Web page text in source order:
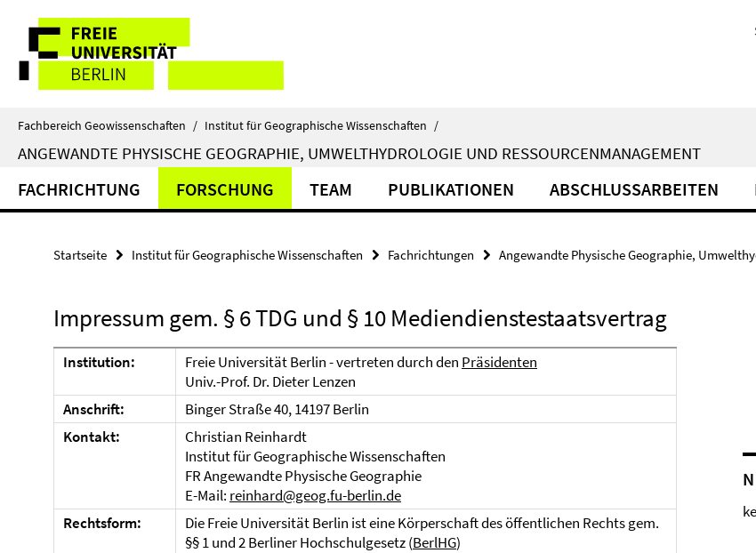
direkt
Inhalt
Service-
Navigation
Fachbereich Geowissenschaften / Institut für Geographische Wissenschaften /
ANGEWANDTE PHYSISCHE GEOGRAPHIE, UMWELTHYDROLOGIE UND RESSOURCENMANAGEMENT
FACHRICHTUNG FORSCHUNG TEAM PUBLIKATIONEN ABSCHLUSSARBEITEN
Startseite Institut für Geographische Wissenschaften Fachrichtungen Angewandte Physische Geographie,
Impressum gem. § 6 TDG und § 10 Mediendienstestaatsvertrag
Institution: Freie Universität Berlin - vertreten durch den Präsidenten
Univ.-Prof. Dr. Dieter Lenzen
Anschrift:
Binger Straße 40, 14197 Berlin
Kontakt:
Christian Reinhardt
Institut für Geographische Wissenschaften
FR Angewandte Physische Geographie
E-Mail: reinhard@geog.fu-berlin.de
Rechtsform:
Die Freie Universität Berlin ist eine Körperschaft des öffentlichen Rechts gem.
§§ 1 und 2 Berliner Hochschulgesetz (BerlHG)